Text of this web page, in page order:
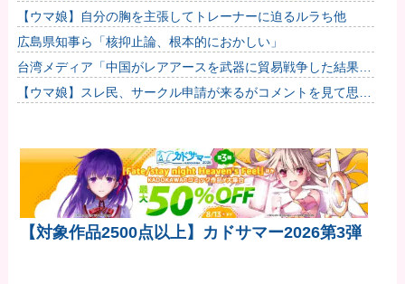
【ウマ娘】自分の胸を主張してトレーナーに迫るルラち他
広島県知事ら「核抑止論、根本的におかしい」
台湾メディア「中国がレアアースを武器に貿易戦争した結果ｗ
ｗｗｗｗｗｗｗ」
【ウマ娘】スレ民、サークル申請が来るがコメントを見て思わ
【対象作品2500点以上】カドサマー2026第3弾